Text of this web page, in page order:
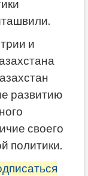
и
развитию
своего
политики.